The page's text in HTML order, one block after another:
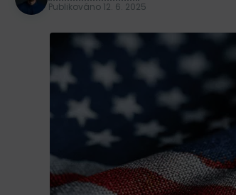
Publikováno 12. 6. 2025